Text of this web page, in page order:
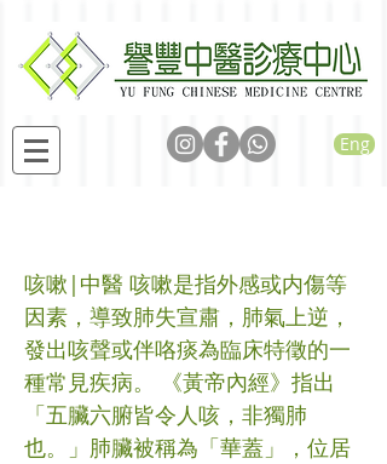
Eng
咳嗽|中醫 咳嗽是指外感或内傷等
因素，導致肺失宣肅，肺氣上逆，
發出咳聲或伴咯痰為臨床特徵的一
種常見疾病。 《黃帝內經》指出
「五臟六腑皆令人咳，非獨肺
也。」肺臟被稱為「華蓋」，位居